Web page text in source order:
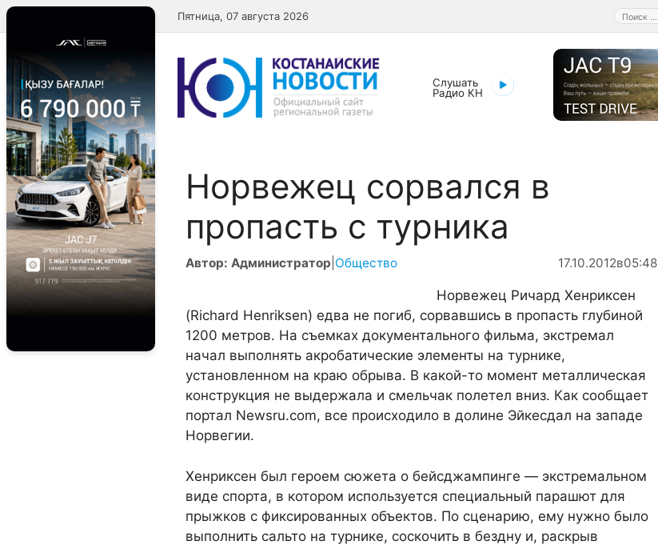
Перейти
к
содержимому
Поиск:
Пятница, 07 августа 2026
Слушать
Радио КН
Норвежец сорвался в
пропасть с турника
Автор: Администратор Общество 17.10.2012в05:48
Норвежец Ричард Хенриксен
(Richard Henriksen) едва не погиб, сорвавшись в пропасть глубиной
1200 метров. На съемках документального фильма, экстремал
начал выполнять акробатические элементы на турнике,
установленном на краю обрыва. В какой-то момент металлическая
конструкция не выдержала и смельчак полетел вниз. Как сообщает
портал Newsru.com, все происходило в долине Эйкесдал на западе
Норвегии.
Хенриксен был героем сюжета о бейсджампинге — экстремальном
виде спорта, в котором используется специальный парашют для
прыжков с фиксированных объектов. По сценарию, ему нужно было
выполнить сальто на турнике, соскочить в бездну и, раскрыв